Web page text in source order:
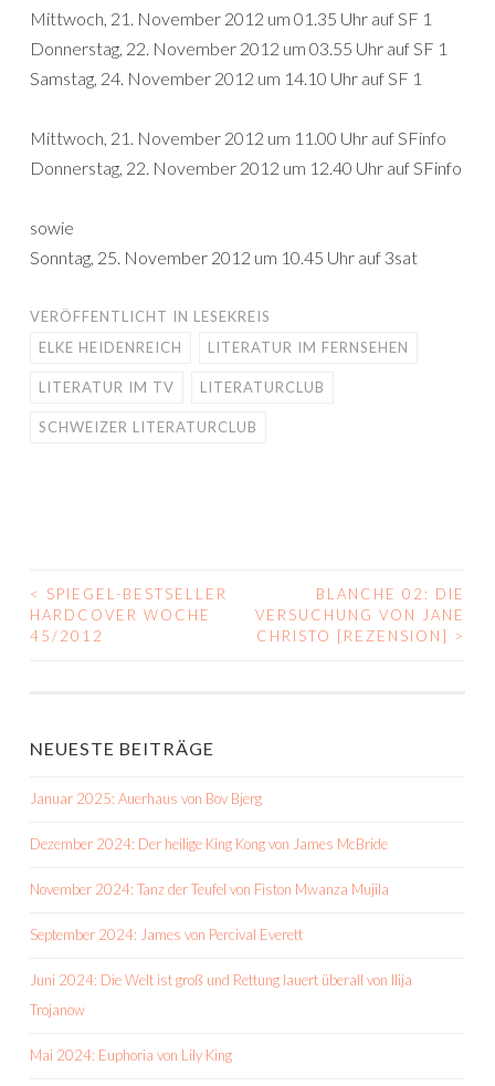
Mittwoch, 21. November 2012 um 01.35 Uhr auf SF 1
Donnerstag, 22. November 2012 um 03.55 Uhr auf SF 1
Samstag, 24. November 2012 um 14.10 Uhr auf SF 1
Mittwoch, 21. November 2012 um 11.00 Uhr auf SFinfo
Donnerstag, 22. November 2012 um 12.40 Uhr auf SFinfo
sowie
Sonntag, 25. November 2012 um 10.45 Uhr auf 3sat
VERÖFFENTLICHT IN LESEKREIS
ELKE HEIDENREICH
LITERATUR IM FERNSEHEN
LITERATUR IM TV LITERATURCLUB
SCHWEIZER LITERATURCLUB
BEITRAGS-
NAVIGATION
<
SPIEGEL-BESTSELLER
HARDCOVER WOCHE
45/2012
BLANCHE 02: DIE
VERSUCHUNG VON JANE
CHRISTO [REZENSION]
>
NEUESTE BEITRÄGE
Januar 2025: Auerhaus von Bov Bjerg
Dezember 2024: Der heilige King Kong von James McBride
November 2024: Tanz der Teufel von Fiston Mwanza Mujila
September 2024: James von Percival Everett
Juni 2024: Die Welt ist groß und Rettung lauert überall von Ilija
Trojanow
Mai 2024: Euphoria von Lily King